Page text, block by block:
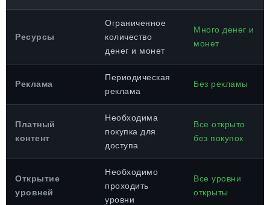
Ресурсы
Ограниченное
количество
денег и монет
Много денег и
монет
Реклама
Периодическая
реклама
Без рекламы
Платный
контент
Необходима
покупка для
доступа
Все открыто
без покупок
Открытие
уровней
Необходимо
проходить
уровни
Все уровни
открыты